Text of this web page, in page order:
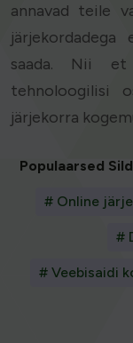
annavad teile
järjekordadega
saada. Nii et
tehnoloogilisi
järjekorra
Populaarsed
# Online
#
# Veebisaidi